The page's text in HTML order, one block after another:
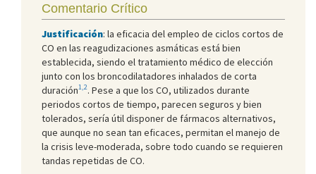
Comentario Crítico
Justificación: la eficacia del empleo de ciclos cortos de
CO en las reagudizaciones asmáticas está bien
establecida, siendo el tratamiento médico de elección
junto con los broncodilatadores inhalados de corta
duración1,2. Pese a que los CO, utilizados durante
periodos cortos de tiempo, parecen seguros y bien
tolerados, sería útil disponer de fármacos alternativos,
que aunque no sean tan eficaces, permitan el manejo de
la crisis leve-moderada, sobre todo cuando se requieren
tandas repetidas de CO.